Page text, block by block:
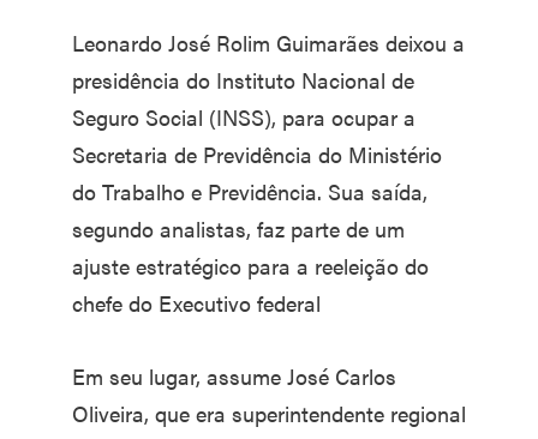
Leonardo José Rolim Guimarães deixou a
presidência do Instituto Nacional de
Seguro Social (INSS), para ocupar a
Secretaria de Previdência do Ministério
do Trabalho e Previdência. Sua saída,
segundo analistas, faz parte de um
ajuste estratégico para a reeleição do
chefe do Executivo federal
Em seu lugar, assume José Carlos
Oliveira, que era superintendente regional